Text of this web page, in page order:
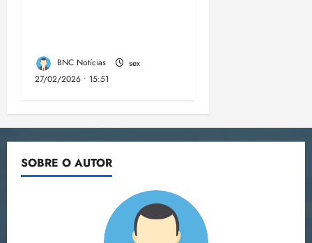
BNC Notícias
sex
27/02/2026 • 15:51
SOBRE O AUTOR